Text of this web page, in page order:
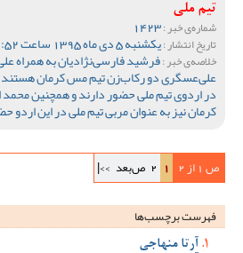
تیم ملی
شماره‌ی خبر :
تاریخ انتشار :یکشنبه 5 دی ماه 1395 ساعت 09:52
خلاصه‌ی خبر :فرشید فارسی‌نژادیان به همراه
علی‌عسگری دو رکاب‌زن تیم مس کرمان
در اردوی تیم ملی حضور دارند و همچنین
کرمان نیز به عنوان مربی تیم ملی در این
ص 1 از 2 1
2 ص‌بعد >>|
فهرست برچسب‌ها
آرتا منهاجی